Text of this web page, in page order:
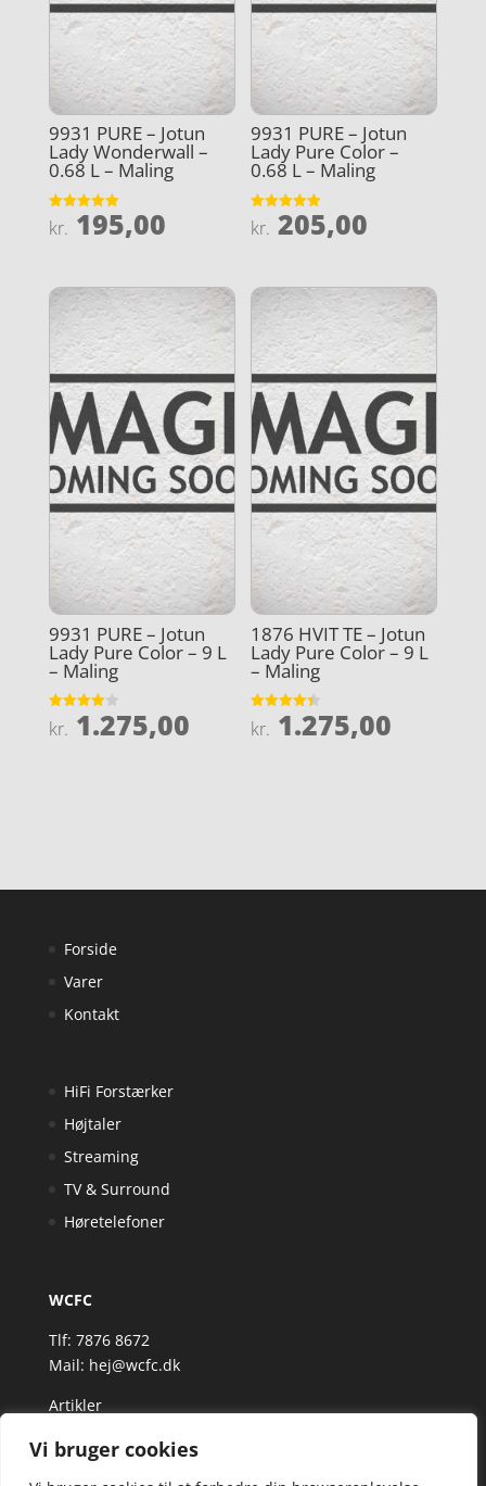
Vi bruger cookies
9931 PURE – Jotun
Lady Wonderwall –
0.68 L – Maling
Vurderet
5
kr. 195,00
9931 PURE – Jotun
Lady Pure Color –
0.68 L – Maling
Vurderet
4.9
kr. 205,00
9931 PURE – Jotun
Lady Pure Color – 9 L
– Maling
Vurderet
4
kr. 1.275,00
1876 HVIT TE – Jotun
Lady Pure Color – 9 L
– Maling
Vurderet
4.4
kr. 1.275,00
Forside
Varer
Kontakt
HiFi Forstærker
Højtaler
Streaming
TV & Surround
Høretelefoner
WCFC
Tlf: 7876 8672
Mail: hej@wcfc.dk
Artikler